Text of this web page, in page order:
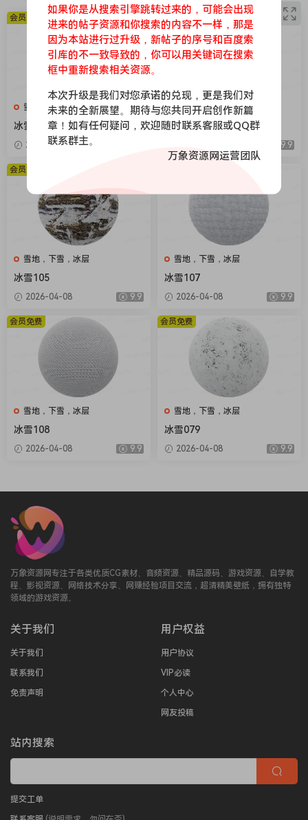
雪地，下雪，冰层
冰雪104
2026-04-08
会员免费
雪地，下雪，冰层
冰雪106
9.9
会员免费
雪地，下雪，冰层
冰雪105
2026-04-08 9.9
会员免费
雪地，下雪，冰层
冰雪107
2026-04-08 9.9
雪地，下雪，冰层
冰雪108
2026-04-08 9.9
会员免费
雪地，下雪，冰层
冰雪079
2026-04-08 9.9
会员免费
万象资源网专注于各类优质CG素材、音频资源、精品源码、游戏资源、自学教
程、影视资源、网络技术分享、网赚经验项目交流，超清精美壁纸，拥有独特
领域的游戏资源。
关于我们
关于我们
联系我们
免责声明
用户权益
用户协议
VIP必读
个人中心
网友投稿
站内搜索
提交工单
如果你是从搜索引擎跳转过来的，可能会出现
进来的帖子资源和你搜索的内容不一样，那是
因为本站进行过升级，新帖子的序号和百度索
引库的不一致导致的，你可以用关键词在搜索
框中重新搜索相关资源。
本次升级是我们对您承诺的兑现，更是我们对
未来的全新展望。期待与您共同开启创作新篇
章！如有任何疑问，欢迎随时联系客服或QQ群
联系群主。
万象资源网运营团队